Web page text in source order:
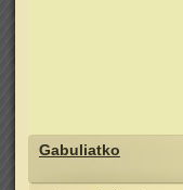
Gabuliatko